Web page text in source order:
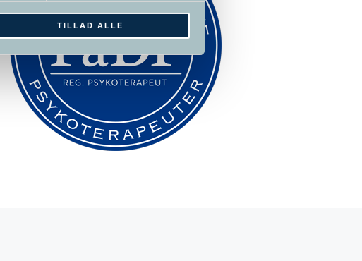
TILLAD ALLE